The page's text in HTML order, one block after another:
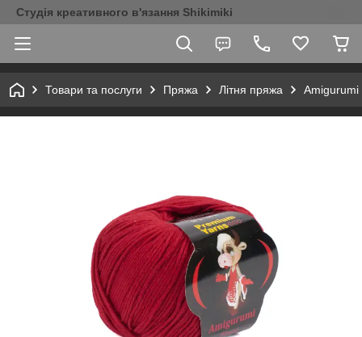
Студія креативного в'язання Shikimiki
Товари та послуги Пряжа Літня пряжа